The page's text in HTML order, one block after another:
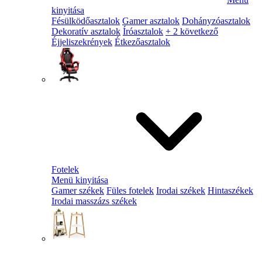
kinyitása
Fésülködőasztalok Gamer asztalok Dohányzóasztalok
Dekoratív asztalok Íróasztalok + 2 következő
Éjjeliszekrények Étkezőasztalok
Fotelek
Menü kinyitása
Gamer székek Füles fotelek Irodai székek Hintaszékek
Irodai masszázs székek